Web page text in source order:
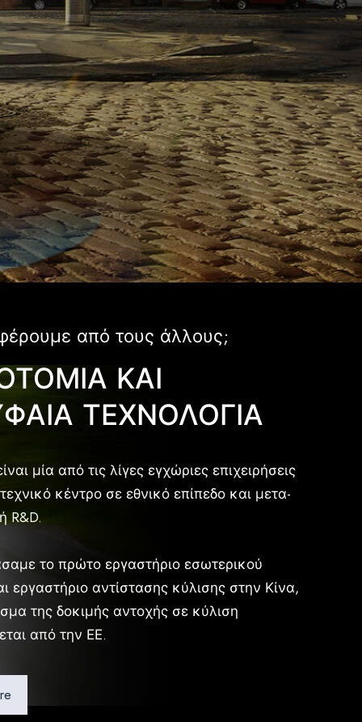
από τους άλλους;
ΚΑΙ
ΤΕΧΝΟΛΟΓΙΑ
μία από τις λίγες εγχώριες επιχειρήσεις
κέντρο σε εθνικό επίπεδο και μετα-
R&D.
το πρώτο εργαστήριο εσωτερικού
εργαστήριο αντίστασης κύλισης στην Κίνα,
της δοκιμής αντοχής σε κύλιση
από την ΕΕ.